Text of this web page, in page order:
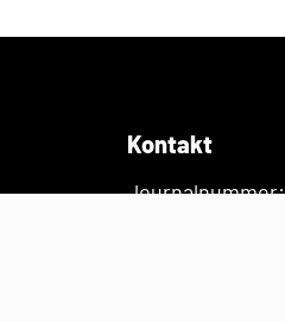
Kontakt
Journalnummer: